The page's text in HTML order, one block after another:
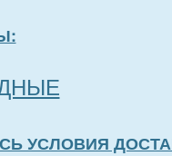
УСЛОВИЯ